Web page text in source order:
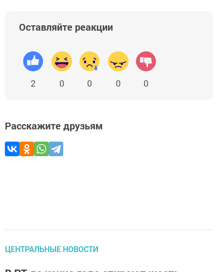
Оставляйте реакции
2 0 0 0 0
Расскажите друзьям
ЦЕНТРАЛЬНЫЕ НОВОСТИ